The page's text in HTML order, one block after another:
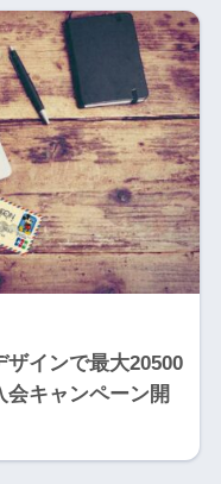
インで最大20500
会キャンペーン開